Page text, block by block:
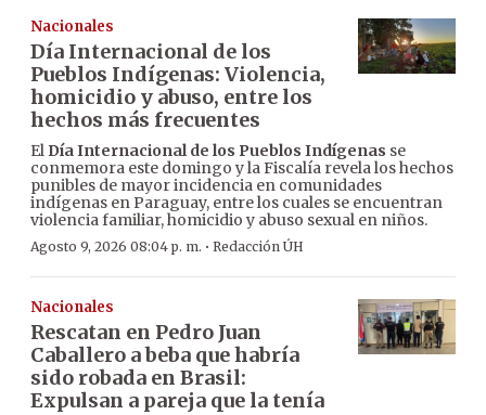
Nacionales
Día Internacional de los
Pueblos Indígenas: Violencia,
homicidio y abuso, entre los
hechos más frecuentes
El Día Internacional de los Pueblos Indígenas se
conmemora este domingo y la Fiscalía revela los hechos
punibles de mayor incidencia en comunidades
indígenas en Paraguay, entre los cuales se encuentran
violencia familiar, homicidio y abuso sexual en niños.
Agosto 9, 2026 08:04 p. m. · Redacción ÚH
Nacionales
Rescatan en Pedro Juan
Caballero a beba que habría
sido robada en Brasil:
Expulsan a pareja que la tenía